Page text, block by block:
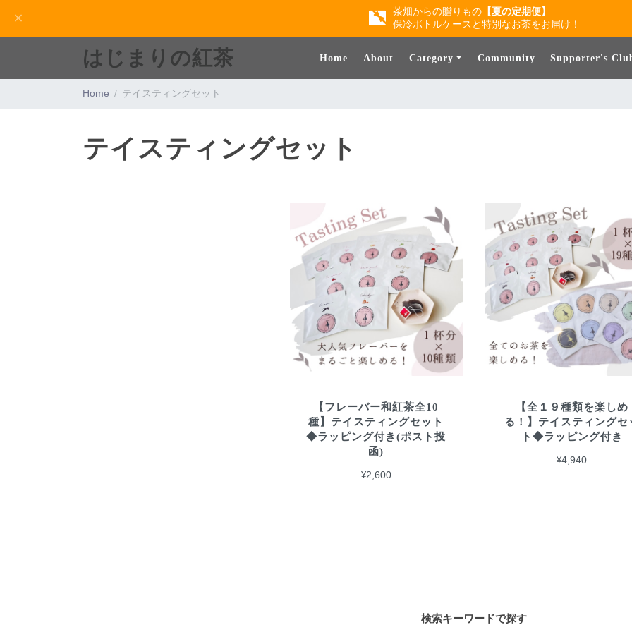
茶畑からの贈りもの【夏の定期便】
保冷ボトルケースと特別なお茶をお届け！
はじまりの紅茶 Home About Category Community Supporter's
Home テイスティングセット
テイスティングセット
【フレーバー和紅茶全10
種】テイスティングセット
◆ラッピング付き(ポスト投
函)
¥2,600
【全１９種類を楽しめ
る！】テイスティングセ
ト◆ラッピング付き
¥4,940
検索キーワードで探す